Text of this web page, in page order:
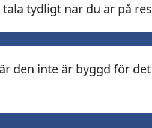
tydligt när du är på
den inte är byggd för